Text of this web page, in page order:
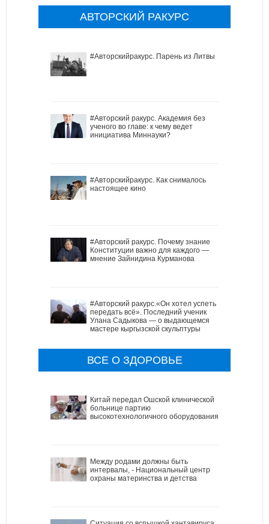
АВТОРСКИЙ РАКУРС
#Авторскийракурс. Парень из Литвы
#Авторский ракурс. Академия без
ученого во главе: к чему ведет
инициатива Миннауки?
#Авторскийракурс. Как снималось
настоящее кино
#Авторский ракурс. Почему знание
Конституции важно для каждого —
мнение Зайнидина Курманова
#Авторский ракурс.«Он хотел успеть
передать всё». Последний ученик
Улана Садыкова — о выдающемся
мастере кыргызской скульптуры
ВСЕ О ЗДОРОВЬЕ
Китай передал Ошской клинической
больнице партию
высокотехнологичного оборудования
Между родами должны быть
интервалы, - Национальный центр
охраны материнства и детства